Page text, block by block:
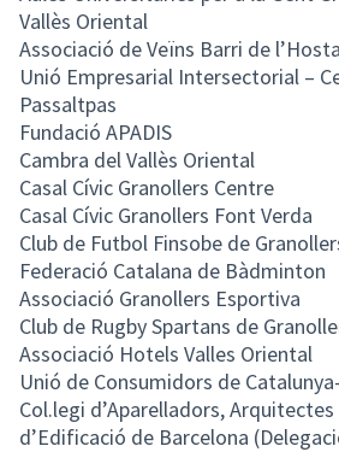
Vallès Oriental
Associació de Veïns Barri de
Unió Empresarial Intersectorial –
Passaltpas
Fundació APADIS
Cambra del Vallès Oriental
Casal Cívic Granollers Centre
Casal Cívic Granollers Font Verda
Club de Futbol Finsobe de
Federació Catalana de Bàdminton
Associació Granollers Esportiva
Club de Rugby Spartans de
Associació Hotels Valles Oriental
Unió de Consumidors de
Col.legi d’Aparelladors,
d’Edificació de Barcelona